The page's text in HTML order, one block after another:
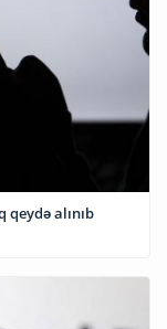
alınıb